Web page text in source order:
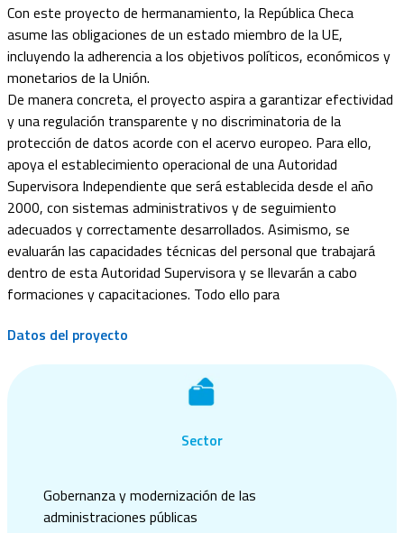
Con este proyecto de hermanamiento, la República Checa
asume las obligaciones de un estado miembro de la UE,
incluyendo la adherencia a los objetivos políticos, económicos y
monetarios de la Unión.
De manera concreta, el proyecto aspira a garantizar efectividad
y una regulación transparente y no discriminatoria de la
protección de datos acorde con el acervo europeo. Para ello,
apoya el establecimiento operacional de una Autoridad
Supervisora Independiente que será establecida desde el año
2000, con sistemas administrativos y de seguimiento
adecuados y correctamente desarrollados. Asimismo, se
evaluarán las capacidades técnicas del personal que trabajará
dentro de esta Autoridad Supervisora y se llevarán a cabo
formaciones y capacitaciones. Todo ello para
Datos del proyecto
Sector
Gobernanza y modernización de las
administraciones públicas